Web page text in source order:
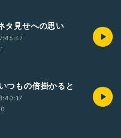
タ見せへの思い
つもの倍掛かると